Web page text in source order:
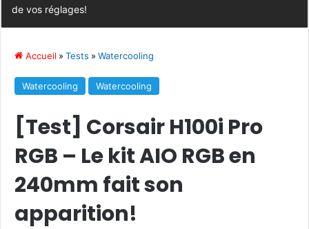
de vos réglages!
Accueil » Tests » Watercooling
Watercooling Watercooling
[Test] Corsair H100i Pro
RGB – Le kit AIO RGB en
240mm fait son
apparition!